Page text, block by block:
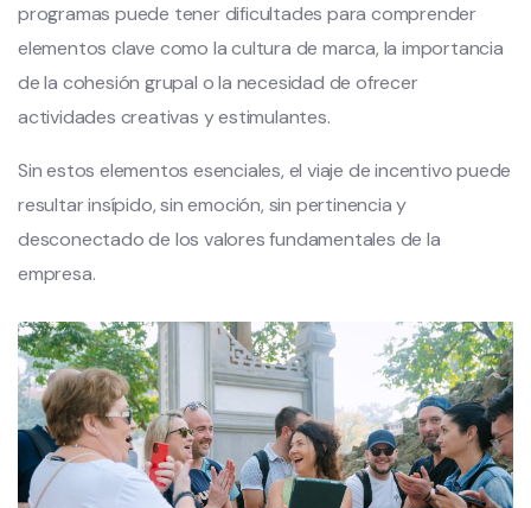
programas puede tener dificultades para comprender
elementos clave como la cultura de marca, la importancia
de la cohesión grupal o la necesidad de ofrecer
actividades creativas y estimulantes.
Sin estos elementos esenciales, el viaje de incentivo puede
resultar insípido, sin emoción, sin pertinencia y
desconectado de los valores fundamentales de la
empresa.